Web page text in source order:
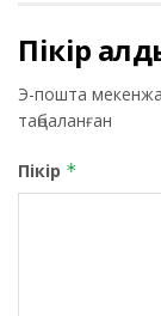
Пікір
Э-пошта
таңбаланған
Пікір *